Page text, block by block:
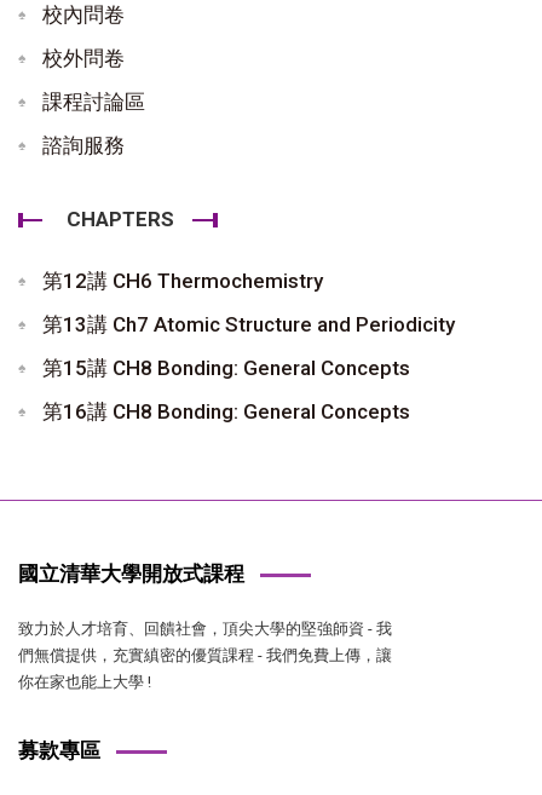
校內問卷
校外問卷
課程討論區
諮詢服務
CHAPTERS
第12講 CH6 Thermochemistry
第13講 Ch7 Atomic Structure and Periodicity
第15講 CH8 Bonding: General Concepts
第16講 CH8 Bonding: General Concepts
國立清華大學開放式課程
致力於人才培育、回饋社會，頂尖大學的堅強師資 - 我
們無償提供，充實縝密的優質課程 - 我們免費上傳，讓
你在家也能上大學 !
募款專區